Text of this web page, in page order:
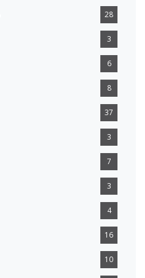
28
3
6
8
37
3
7
3
4
16
10